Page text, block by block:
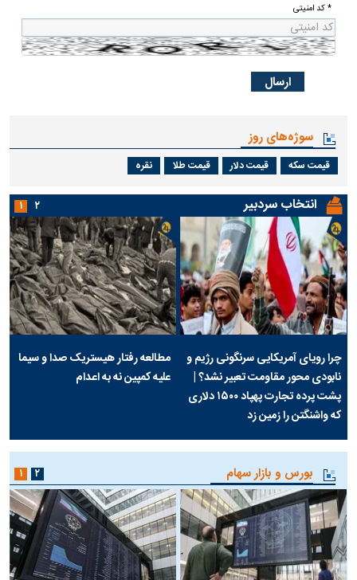
* کد امنیتی
سوژه‌های روز
قیمت سکه قیمت دلار قیمت طلا نقره
انتخاب سردبیر
چرا رویای آمریکایی سرنگونی رژیم و
نابودی محور مقاومت تعبیر نشد؟ |
پشت پرده تجارت پهپاد‌ ۱۵۰۰ دلاری
که واشنگتن را زمین زد
مطالعه رفتار هیستریک صدا و سیما
علیه کمپین نه به اعدام
۱ ۲
بورس و بازار سهام ۱ ۲